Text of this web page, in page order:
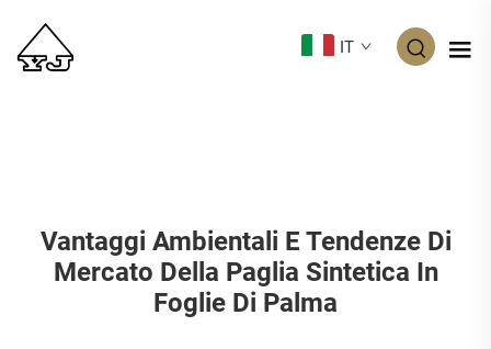
IT
Vantaggi Ambientali E Tendenze Di
Mercato Della Paglia Sintetica In
Foglie Di Palma